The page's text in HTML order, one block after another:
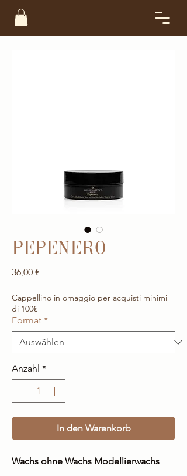
PEPENERO
36,00 €
Cappellino in omaggio per acquisti minimi
di 100€
Format *
Anzahl *
In den Warenkorb
Wachs ohne Wachs Modellierwachs